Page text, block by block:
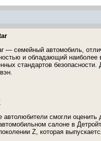
— семейный автомобиль,
и обладающий наиболее
стандартов
автолюбители смогли
салоне в
Z, которая